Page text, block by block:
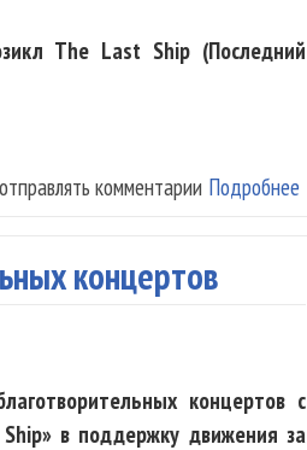
The Last Ship (Последний
Подробнее
комментарии
концертов
концертов с
в поддержку движения за